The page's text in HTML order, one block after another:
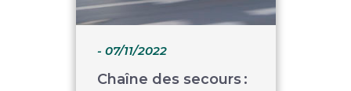
- 07/11/2022
Chaîne des secours :